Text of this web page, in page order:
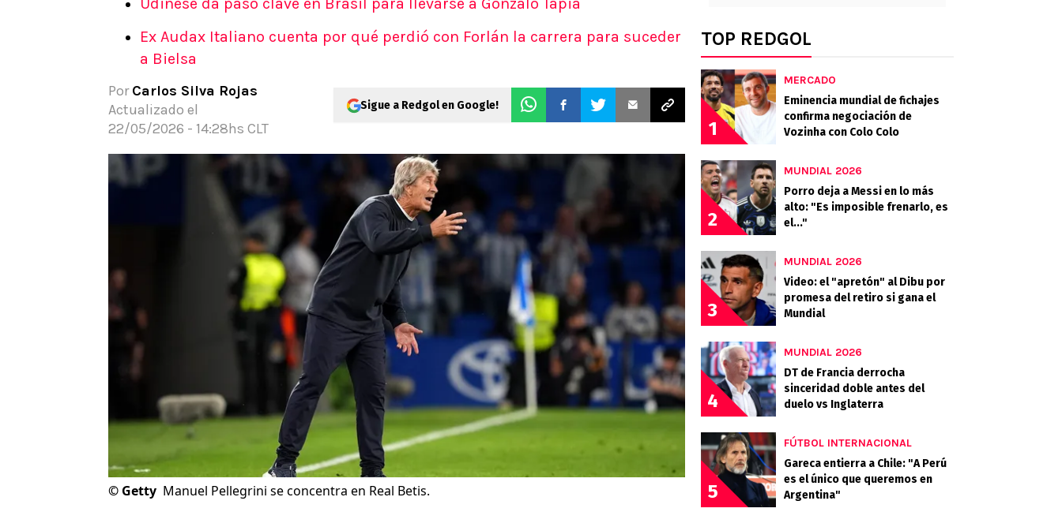
Pronósticos
Apuesta del día
Ex Audax Italiano cuenta por qué perdió con Forlán la carrera para suceder
a Bielsa
Por Carlos Silva Rojas
Actualizado el
22/05/2026 - 14:28hs CLT
Sigue a Redgol en Google!
© Getty Manuel Pellegrini se concentra en Real Betis.
TOP REDGOL
1
MERCADO
Eminencia mundial de fichajes
confirma negociación de
Vozinha con Colo Colo
2
MUNDIAL 2026
Porro deja a Messi en lo más
alto: "Es imposible frenarlo, es
el..."
3
MUNDIAL 2026
Video: el "apretón" al Dibu por
promesa del retiro si gana el
Mundial
4
MUNDIAL 2026
DT de Francia derrocha
sinceridad doble antes del
duelo vs Inglaterra
5
FÚTBOL INTERNACIONAL
Gareca entierra a Chile: "A Perú
es el único que queremos en
Argentina"